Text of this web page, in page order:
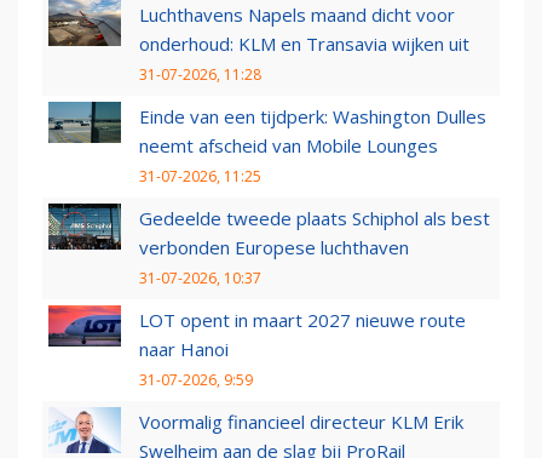
Luchthavens Napels maand dicht voor
onderhoud: KLM en Transavia wijken uit
31-07-2026, 11:28
Einde van een tijdperk: Washington Dulles
neemt afscheid van Mobile Lounges
31-07-2026, 11:25
Gedeelde tweede plaats Schiphol als best
verbonden Europese luchthaven
31-07-2026, 10:37
LOT opent in maart 2027 nieuwe route
naar Hanoi
31-07-2026, 9:59
Voormalig financieel directeur KLM Erik
Swelheim aan de slag bij ProRail